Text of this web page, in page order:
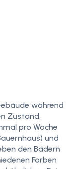
während
Zustand.
pro Woche
und
den Bädern
Farben